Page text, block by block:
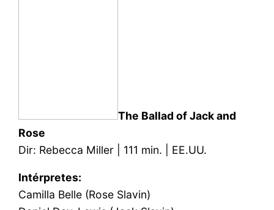
The Ballad of Jack and
Rose
Dir: Rebecca Miller | 111 min. | EE.UU.
Intérpretes:
Camilla Belle (Rose Slavin)